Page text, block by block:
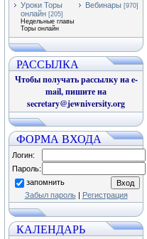
Уроки Торы
онлайн [205]
Недельные главы
Торы онлайн
Вебинары [970]
РАССЫЛКА
Чтобы получать рассылку на e-
mail, пишите на
secretary@jewniversity.org
ФОРМА ВХОДА
Логин:
Пароль:
запомнить
Забыл пароль| Регистрация
КАЛЕНДАРЬ